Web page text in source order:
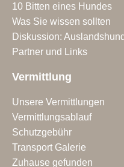
10 Bitten eines Hundes
Was Sie wissen sollten
Diskussion:
Partner und Links
Vermittlung
Unsere Vermittlungen
Vermittlungsablauf
Schutzgebühr
Transport Galerie
Zuhause gefunden